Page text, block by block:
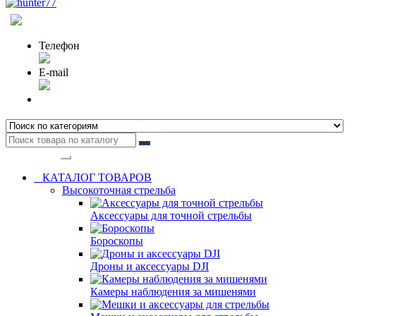
Телефон
E-mail
КАТАЛОГ ТОВАРОВ
Высокоточная стрельба
Аксессуары для точной стрельбы
Бороскопы
Дроны и аксессуары DJI
Камеры наблюдения за мишенями